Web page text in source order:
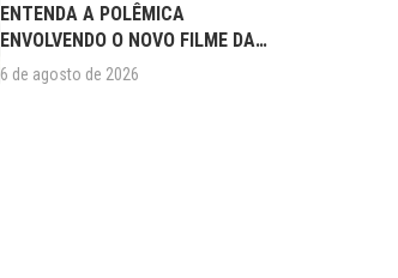
ENTENDA A POLÊMICA
ENVOLVENDO O NOVO FILME DA
MARVEL
6 de agosto de 2026